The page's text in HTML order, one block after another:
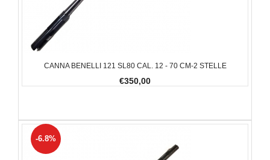
CANNA BENELLI 121 SL80 CAL. 12 - 70 CM-2 STELLE
€350,00
-6.8%